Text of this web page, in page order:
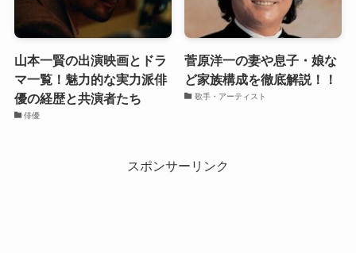
山本一賢の出演映画とドラ
マ一覧！魅力的な実力派俳
優の経歴と共演者たち
俳優
菅原洋一の妻や息子・娘な
ど家族構成を徹底解説！！
歌手・アーティスト
スポンサーリンク